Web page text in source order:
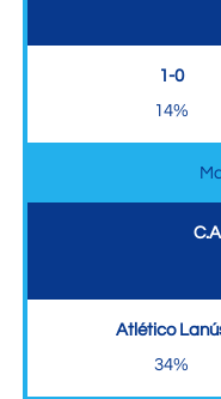
1-0
14%
Atlético
34%